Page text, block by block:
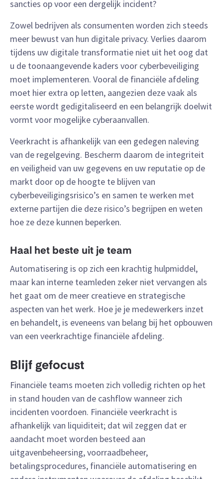
sancties op voor een dergelijk incident?
Zowel bedrijven als consumenten worden zich steeds
meer bewust van hun digitale privacy. Verlies daarom
tijdens uw digitale transformatie niet uit het oog dat
u de toonaangevende kaders voor cyberbeveiliging
moet implementeren. Vooral de financiële afdeling
moet hier extra op letten, aangezien deze vaak als
eerste wordt gedigitaliseerd en een belangrijk doelwit
vormt voor mogelijke cyberaanvallen.
Veerkracht is afhankelijk van een gedegen naleving
van de regelgeving. Bescherm daarom de integriteit
en veiligheid van uw gegevens en uw reputatie op de
markt door op de hoogte te blijven van
cyberbeveiligingsrisico’s en samen te werken met
externe partijen die deze risico’s begrijpen en weten
hoe ze deze kunnen beperken.
Haal het beste uit je team
Automatisering is op zich een krachtig hulpmiddel,
maar kan interne teamleden zeker niet vervangen als
het gaat om de meer creatieve en strategische
aspecten van het werk. Hoe je je medewerkers inzet
en behandelt, is eveneens van belang bij het opbouwen
van een veerkrachtige financiële afdeling.
Blijf gefocust
Financiële teams moeten zich volledig richten op het
in stand houden van de cashflow wanneer zich
incidenten voordoen. Financiële veerkracht is
afhankelijk van liquiditeit; dat wil zeggen dat er
aandacht moet worden besteed aan
uitgavenbeheersing, voorraadbeheer,
betalingsprocedures, financiële automatisering en